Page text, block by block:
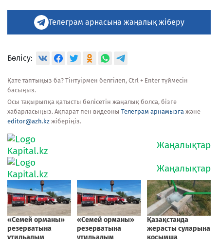
Телеграм арнасына жаңалық жіберу
Бөлісу:
Қате таптыңыз ба? Тінтуірмен белгілеп, Ctrl + Enter түймесін
басыңыз.
Осы тақырыпқа қатысты бөлісетін жаңалық болса, бізге
хабарласыңыз. Ақпарат пен видеоны Телеграм арнамызға және
editor@azh.kz жіберіңіз.